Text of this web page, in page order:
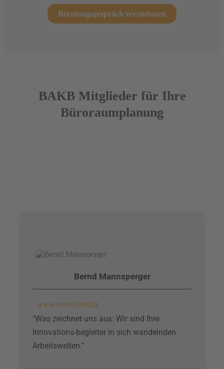
Beratungsgespräch vereinbaren
BAKB Mitglieder für Ihre
Büroraumplanung
Bernd Mannsperger
www.bueroform.de
"Was zeichnet uns aus: Wir sind Ihre
Innovations-begleiter in sich wandelnden
Arbeitswelten."